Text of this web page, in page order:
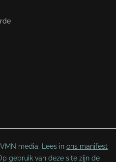
media. Lees in ons manifest
gebruik van deze site zijn de